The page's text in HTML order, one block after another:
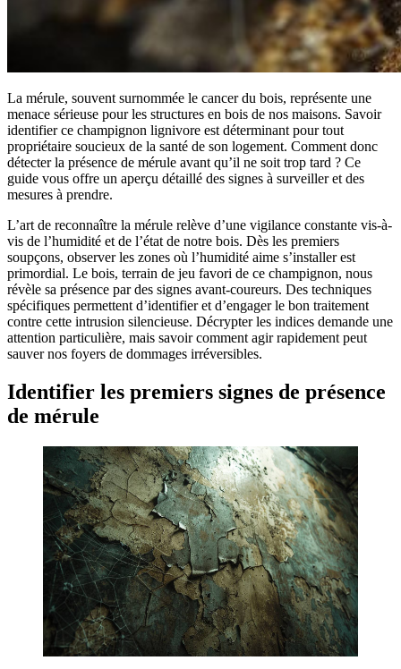
La mérule, souvent surnommée le cancer du bois, représente une
menace sérieuse pour les structures en bois de nos maisons. Savoir
identifier ce champignon lignivore est déterminant pour tout
propriétaire soucieux de la santé de son logement. Comment donc
détecter la présence de mérule avant qu’il ne soit trop tard ? Ce
guide vous offre un aperçu détaillé des signes à surveiller et des
mesures à prendre.
L’art de reconnaître la mérule relève d’une vigilance constante vis-à-
vis de l’humidité et de l’état de notre bois. Dès les premiers
soupçons, observer les zones où l’humidité aime s’installer est
primordial. Le bois, terrain de jeu favori de ce champignon, nous
révèle sa présence par des signes avant-coureurs. Des techniques
spécifiques permettent d’identifier et d’engager le bon traitement
contre cette intrusion silencieuse. Décrypter les indices demande une
attention particulière, mais savoir comment agir rapidement peut
sauver nos foyers de dommages irréversibles.
Identifier les premiers signes de présence
de mérule